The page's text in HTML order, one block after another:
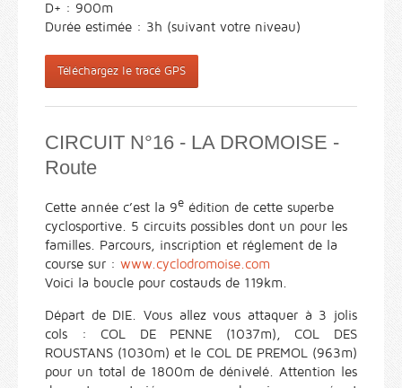
D+ : 900m
Durée estimée : 3h (suivant votre niveau)
Téléchargez le tracé GPS
CIRCUIT N°16 - LA DROMOISE -
Route
Cette année c’est la 9e édition de cette superbe
cyclosportive. 5 circuits possibles dont un pour les
familles. Parcours, inscription et réglement de la
course sur : www.cyclodromoise.com
Voici la boucle pour costauds de 119km.
Départ de DIE. Vous allez vous attaquer à 3 jolis
cols : COL DE PENNE (1037m), COL DES
ROUSTANS (1030m) et le COL DE PREMOL (963m)
pour un total de 1800m de dénivelé. Attention les